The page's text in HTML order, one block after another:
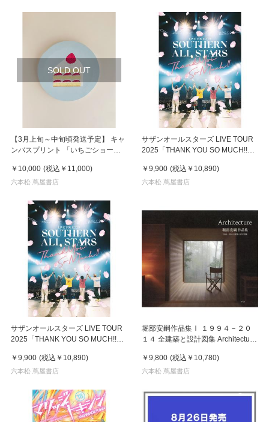
SOLD OUT
【3月上旬～中旬頃発送予定】 キャ
ンバスプリント 「いちごショート
￥10,000 (税込 ￥11,000)
六本松 蔦屋書店
サザンオールスターズ LIVE TOUR
2025「THANK YOU SO MUCH!!」
ィスク+スペシャルグッズ
￥9,900 (税込 ￥10,890)
六本松 蔦屋書店
サザンオールスターズ LIVE TOUR
2025「THANK YOU SO MUCH!!」
スク+スペシャルグッズ
￥9,900 (税込 ￥10,890)
六本松 蔦屋書店
堀部安嗣作品集Ⅰ １９９４－２０
１４ 全建築と設計図集 Architecture
￥9,800 (税込 ￥10,780)
六本松 蔦屋書店